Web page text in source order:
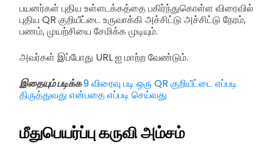
பயனர்கள் புதிய உள்ளடக்கத்தை பகிர்ந்துகொள்ள விரைவில்
புதிய QR குறியீட்டை உருவாக்கி அச்சிட்டு அச்சிட்டு நேரம்,
பணம், முயற்சியை சேமிக்க முடியும்.
அவர்கள் இப்போது URL ஐ மாற்ற வேண்டும்.
இதையும் படிக்க9 விரைவு படி ஒரு QR குறியீட்டை எப்படி
திருத்துவது என்பதை எப்படி செய்வது
மீதுபெயர்ப்பு கருவி அம்சம்